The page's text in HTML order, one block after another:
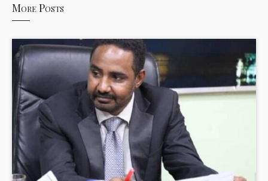
More Posts